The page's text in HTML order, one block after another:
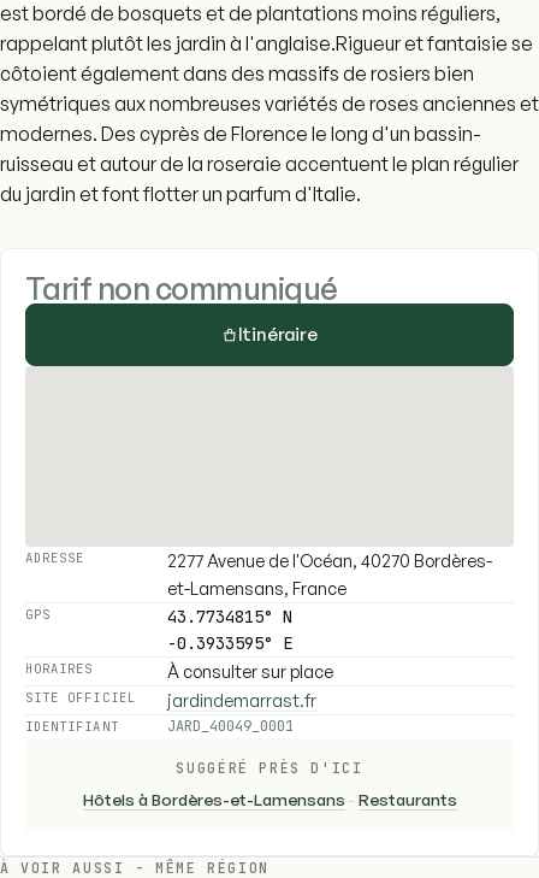
est bordé de bosquets et de plantations moins réguliers,
rappelant plutôt les jardin à l'anglaise.Rigueur et fantaisie se
côtoient également dans des massifs de rosiers bien
symétriques aux nombreuses variétés de roses anciennes et
modernes. Des cyprès de Florence le long d'un bassin-
ruisseau et autour de la roseraie accentuent le plan régulier
du jardin et font flotter un parfum d'Italie.
Tarif non communiqué
Itinéraire
ADRESSE
2277 Avenue de l'Océan, 40270 Bordères-
et-Lamensans, France
GPS
43.7734815° N
-0.3933595° E
HORAIRES À consulter sur place
SITE OFFICIEL jardindemarrast.fr
IDENTIFIANT JARD_40049_0001
SUGGÉRÉ PRÈS D'ICI
Hôtels à Bordères-et-Lamensans -Restaurants
À VOIR AUSSI - MÊME RÉGION